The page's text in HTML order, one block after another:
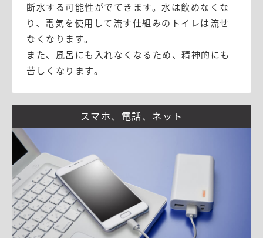
※1.令和元年台風15号に関する被害状況 内閣府 防災
情報のページ
断水する可能性がでてきます。水は飲めなくな
り、電気を使用して流す仕組みのトイレは流せ
なくなります。
また、風呂にも入れなくなるため、精神的にも
苦しくなります。
スマホ、電話、ネット